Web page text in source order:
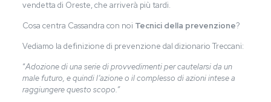
vendetta di Oreste, che arriverà più tardi.
Cosa centra Cassandra con noi Tecnici della prevenzione?
Vediamo la definizione di prevenzione dal dizionario Treccani:
“Adozione di una serie di provvedimenti per cautelarsi da un
male futuro, e quindi l’azione o il complesso di azioni intese a
raggiungere questo scopo.”